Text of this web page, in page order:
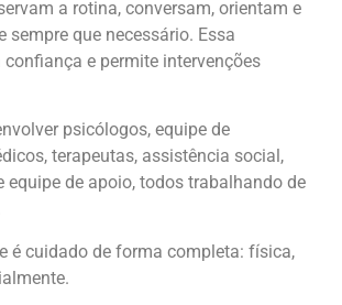
a rotina, conversam, orientam e
sempre que necessário. Essa
e permite intervenções
psicólogos, equipe de
terapeutas, assistência social,
equipe de apoio, todos trabalhando de
é cuidado de forma completa: física,